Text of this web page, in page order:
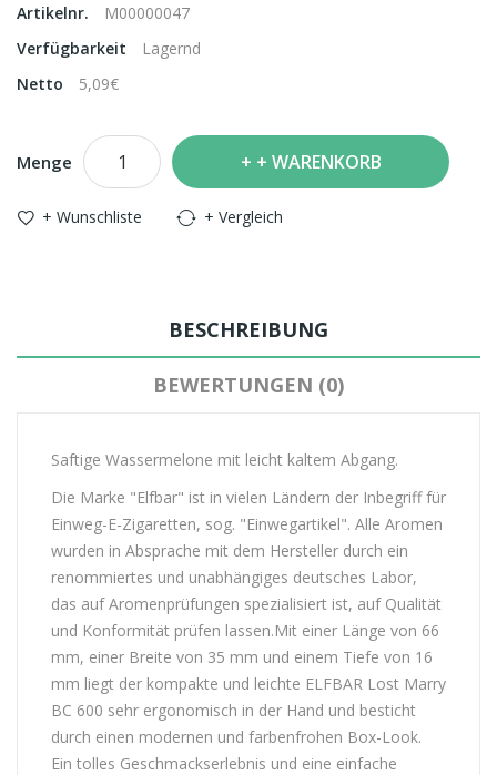
Artikelnr.
M00000047
Verfügbarkeit
Lagernd
Netto
5,09€
Menge + WARENKORB
+ Wunschliste + Vergleich
BESCHREIBUNG
BEWERTUNGEN (0)
Saftige Wassermelone mit leicht kaltem Abgang.
Die Marke "Elfbar" ist in vielen Ländern der Inbegriff für
Einweg-E-Zigaretten, sog. "Einwegartikel". Alle Aromen
wurden in Absprache mit dem Hersteller durch ein
renommiertes und unabhängiges deutsches Labor,
das auf Aromenprüfungen spezialisiert ist, auf Qualität
und Konformität prüfen lassen.Mit einer Länge von 66
mm, einer Breite von 35 mm und einem Tiefe von 16
mm liegt der kompakte und leichte ELFBAR Lost Marry
BC 600 sehr ergonomisch in der Hand und besticht
durch einen modernen und farbenfrohen Box-Look.
Ein tolles Geschmackserlebnis und eine einfache